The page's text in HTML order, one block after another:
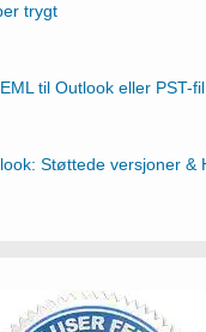
trygt
til Outlook eller PST-fil
Støttede versjoner &